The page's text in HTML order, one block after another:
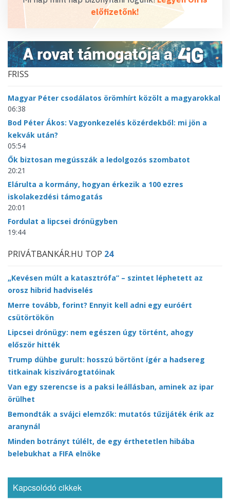
előfizetőnk!
FRISS
Magyar Péter csodálatos örömhírt közölt a magyarokkal
06:38
Bod Péter Ákos: Vagyonkezelés közérdekből: mi jön a
kekvák után?
05:54
Ők biztosan megússzák a ledolgozós szombatot
20:21
Elárulta a kormány, hogyan érkezik a 100 ezres
iskolakezdési támogatás
20:01
Fordulat a lipcsei drónügyben
19:44
PRIVÁTBANKÁR.HU TOP 24
„Kevésen múlt a katasztrófa” – szintet léphetett az
orosz hibrid hadviselés
Merre tovább, forint? Ennyit kell adni egy euróért
csütörtökön
Lipcsei drónügy: nem egészen úgy történt, ahogy
először hitték
Trump dühbe gurult: hosszú börtönt ígér a hadsereg
titkainak kiszivárogtatóinak
Van egy szerencse is a paksi leállásban, aminek az ipar
örülhet
Bemondták a svájci elemzők: mutatós tűzijáték érik az
aranynál
Minden botrányt túlélt, de egy érthetetlen hibába
belebukhat a FIFA elnöke
Kapcsolódó cikkek